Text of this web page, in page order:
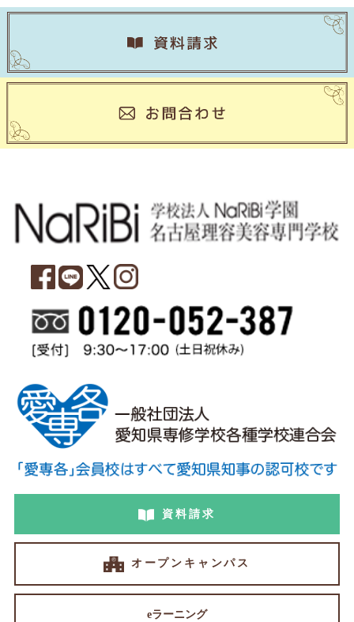
資料請求
オープンキャンパス
eラーニング